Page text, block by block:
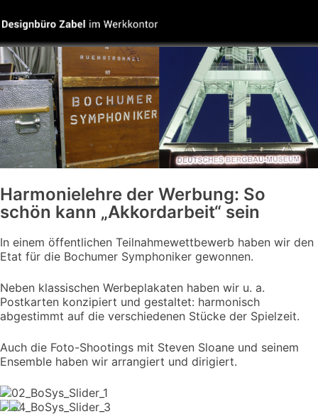
Harmonielehre der Werbung: So
schön kann „Akkordarbeit“ sein
In einem öffentlichen Teilnahmewettbewerb haben wir den
Etat für die Bochumer Symphoniker gewonnen.
Neben klassischen Werbeplakaten haben wir u. a.
Postkarten konzipiert und gestaltet: harmonisch
abgestimmt auf die verschiedenen Stücke der Spielzeit.
Auch die Foto-Shootings mit Steven Sloane und seinem
Ensemble haben wir arrangiert und dirigiert.